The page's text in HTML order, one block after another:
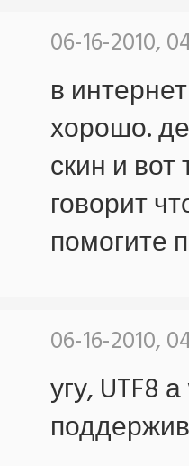
06-16-2010,
в
хорошо.
скин и вот
говорит
помогите
06-16-2010,
угу, UTF8